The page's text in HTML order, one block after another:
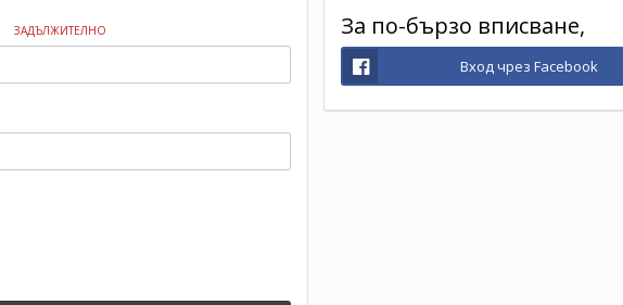
ЗАДЪЛЖИТЕЛНО За по-бързо вписване,
Вход чрез Facebook